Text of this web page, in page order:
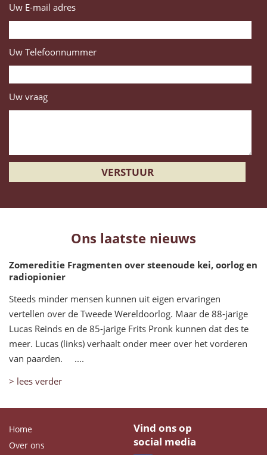
Uw E-mail adres
Uw Telefoonnummer
Uw vraag
Ons laatste nieuws
Zomereditie Fragmenten over steenoude kei, oorlog en
radiopionier
Steeds minder mensen kunnen uit eigen ervaringen
vertellen over de Tweede Wereldoorlog. Maar de 88-jarige
Lucas Reinds en de 85-jarige Frits Pronk kunnen dat des te
meer. Lucas (links) verhaalt onder meer over het vorderen
van paarden. ....
> lees verder
Home
Over ons
Vind ons op
social media